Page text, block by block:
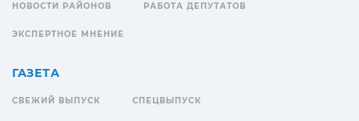
НОВОСТИ РАЙОНОВ РАБОТА ДЕПУТАТОВ
ЭКСПЕРТНОЕ МНЕНИЕ
ГАЗЕТА
СВЕЖИЙ ВЫПУСК СПЕЦВЫПУСК